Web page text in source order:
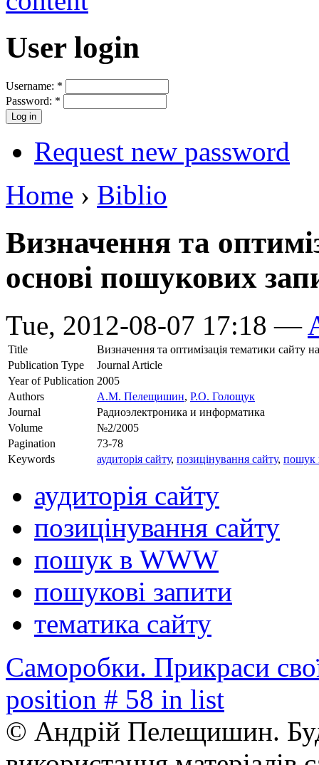
User login
Username: *
Password: *
Request new password
Home › Biblio
Визначення та
основі пошукових
Tue, 2012-08-07 17:18 —
Title
Визначення та оптимізація тематики сайту
Publication Type
Journal Article
Year of Publication 2005
Authors
А.М. Пелещишин, Р.О. Голощук
Journal
Радиоэлектроника и информатика
Volume
№2/2005
Pagination
73-78
Keywords
аудиторія сайту, позицінування сайту, пошук
аудиторія сайту
позицінування сайту
пошук в WWW
пошукові запити
тематика сайту
Саморобки. Прикраси
position # 58 in list
© Андрій Пелещишин.